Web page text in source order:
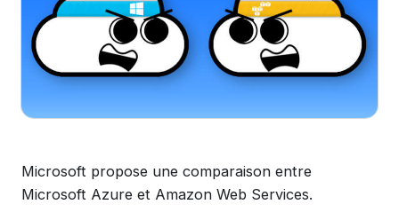
Microsoft propose une comparaison entre
Microsoft Azure et Amazon Web Services.